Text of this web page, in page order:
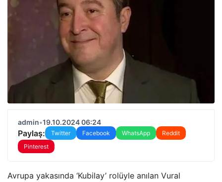
admin•19.10.2024 06:24
Paylaş: Twitter Facebook WhatsApp
Reddit
Pinterest
Avrupa yakasında ‘Kubilay’ rolüyle anılan Vural